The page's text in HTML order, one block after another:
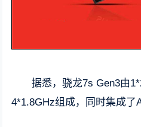
据悉，骁龙7s Gen3由
4*1.8GHz组成，同时集成了